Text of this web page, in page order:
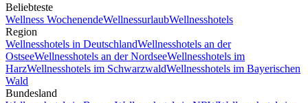
Beliebteste
Wellness WochenendeWellnessurlaubWellnesshotels
Region
Wellnesshotels in DeutschlandWellnesshotels an der
OstseeWellnesshotels an der NordseeWellnesshotels im
HarzWellnesshotels im SchwarzwaldWellnesshotels im Bayerischen
Wald
Bundesland